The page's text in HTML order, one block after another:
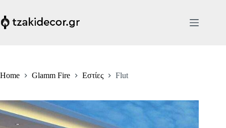
content
Home Glamm Fire Εστίες Flut